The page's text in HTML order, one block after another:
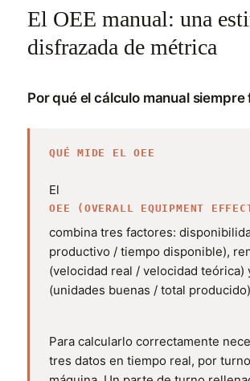
El OEE manual: una
disfrazada de métrica
Por qué el cálculo manual siempre
QUÉ MIDE EL OEE
El
OEE (OVERALL EQUIPMENT
combina tres factores:
productivo / tiempo disponible),
(velocidad real / velocidad teórica)
(unidades buenas / total
Para calcularlo correctamente
tres datos en tiempo real, por